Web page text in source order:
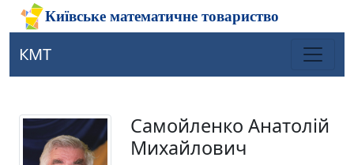
КМТ
Самойленко Анатолій
Михайлович